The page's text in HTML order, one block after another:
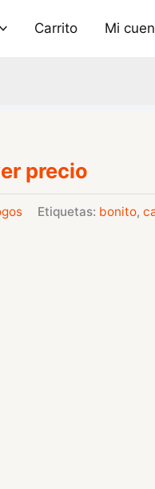
Carrito Mi
precio
Etiquetas: bonito,